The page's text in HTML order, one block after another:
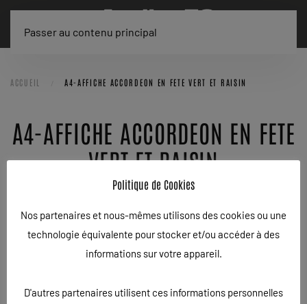
Passer au contenu principal
ACCUEIL A4-AFFICHE ACCORDEON EN FETE VERT ET RAISIN
A4-AFFICHE ACCORDEON EN FETE
VERT ET RAISIN
ÉCRIT LE
Politique de Cookies
Nos partenaires et nous-mêmes utilisons des cookies ou une
technologie équivalente pour stocker et/ou accéder à des
informations sur votre appareil.
D'autres partenaires utilisent ces informations personnelles